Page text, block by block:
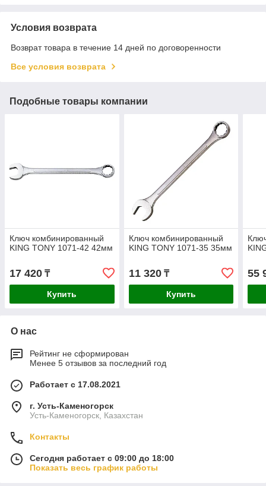
Условия возврата
Возврат товара в течение 14 дней по договоренности
Все условия возврата
Подобные товары компании
Ключ комбинированный
KING TONY 1071-42 42мм
17 420 ₸
Купить
Ключ комбинированный
KING TONY 1071-35 35мм
11 320₸
Купить
55
О нас
Рейтинг не сформирован
Менее 5 отзывов за последний год
Работает с 17.08.2021
г. Усть-Каменогорск
Усть-Каменогорск, Казахстан
Контакты
Сегодня работает с 09:00 до 18:00
Показать весь график работы